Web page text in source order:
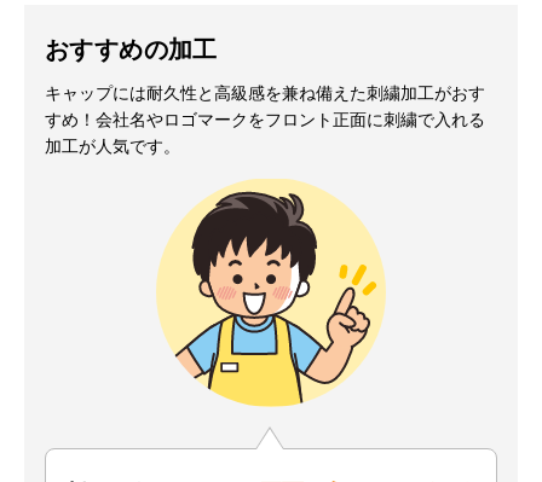
おすすめの加工
キャップには耐久性と高級感を兼ね備えた刺繍加工がおす
すめ！会社名やロゴマークをフロント正面に刺繍で入れる
加工が人気です。